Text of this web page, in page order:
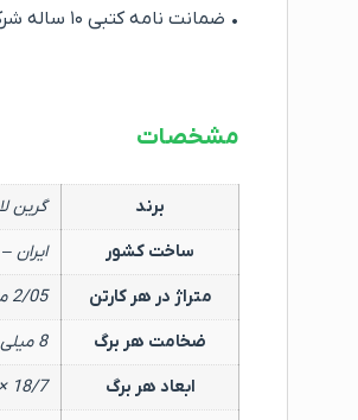
• ضمانت نامه کتبی ۱۰ ساله شرکت گرین لایف
مشخصات
برند
گرین
ساخت کشور
ایران
متراژ در هر کارتن
2/05 مترمربع
ضخامت هر برگ
8 میلی متر
ابعاد هر برگ
18/7 × 137/6 سانتی متر